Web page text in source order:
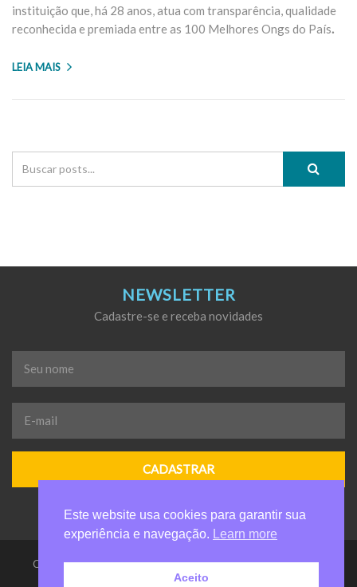
instituição que, há 28 anos, atua com transparência, qualidade
reconhecida e premiada entre as 100 Melhores Ongs do País.
LEIA MAIS
NEWSLETTER
Cadastre-se e receba novidades
Seu
nome
*
E-
mail
*
Casa da Criança de Valinhos Anelio Zanuchi - Todos os direitos
reservados
Este website usa cookies para garantir sua
experiência e navegação.
Learn more
Aceito